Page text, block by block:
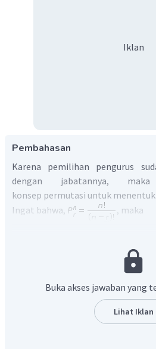
Iklan
Pembahasan
Karena pemilihan pengurus
dengan jabatannya,
konsep permutasi untuk
Ingat bahwa,
, maka
Jadi, banyak cara memilih ketua,
Buka akses jawaban yang
Lihat Iklan